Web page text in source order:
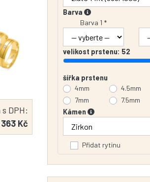
DPH:
Kč
Barva
Barva 1 *
velikost prstenu: 52
šířka prstenu
4mm
4.5mm
7mm
7.5mm
Kámen
Přidat rytinu